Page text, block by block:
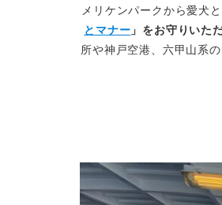
メリケンパークから愛犬
とマナー 」をお守りいた
所や神戸空港、六甲山系